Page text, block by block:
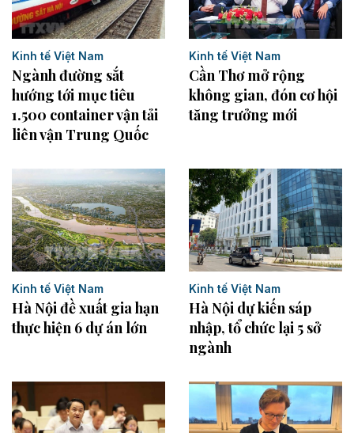
Kinh tế Việt Nam
Ngành đường sắt
hướng tới mục tiêu
1.500 container vận tải
liên vận Trung Quốc
Kinh tế Việt Nam
Cần Thơ mở rộng
không gian, đón cơ hội
tăng trưởng mới
Kinh tế Việt Nam
Hà Nội đề xuất gia hạn
thực hiện 6 dự án lớn
Kinh tế Việt Nam
Hà Nội dự kiến sáp
nhập, tổ chức lại 5 sở
ngành